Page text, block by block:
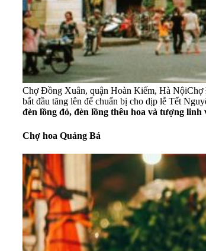
Chợ Đồng Xuân, quận Hoàn Kiếm, Hà NộiChợ
bắt đầu tăng lên để chuẩn bị cho dịp lễ Tết
đèn lồng đỏ, đèn lồng thêu hoa và tượng linh
Chợ hoa Quảng Bá